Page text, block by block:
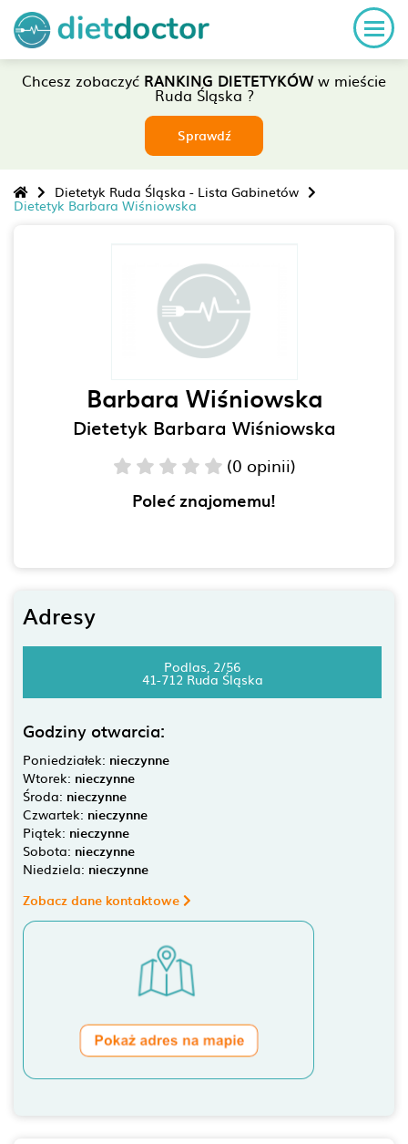
Chcesz zobaczyć RANKING DIETETYKÓWw mieście
Ruda Śląska ?
Sprawdź
Dietetyk Ruda Śląska - Lista Gabinetów
Dietetyk Barbara Wiśniowska
Barbara Wiśniowska
Dietetyk Barbara Wiśniowska
(0 opinii)
Poleć znajomemu!
Adresy
Podlas, 2/56
41-712 Ruda Śląska
Godziny otwarcia:
Poniedziałek: nieczynne
Wtorek: nieczynne
Środa: nieczynne
Czwartek: nieczynne
Piątek: nieczynne
Sobota: nieczynne
Niedziela: nieczynne
Zobacz dane kontaktowe